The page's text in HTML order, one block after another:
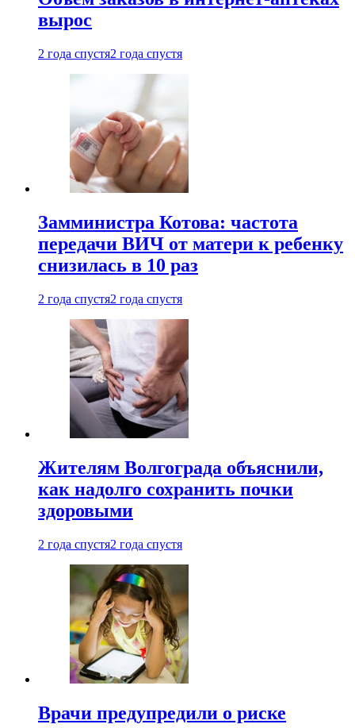
вырос
2 года спустя2 года спустя
Замминистра Котова: частота
передачи ВИЧ от матери к ребенку
снизилась в 10 раз
2 года спустя2 года спустя
Жителям Волгограда объяснили,
как надолго сохранить почки
здоровыми
2 года спустя2 года спустя
Врачи предупредили о риске